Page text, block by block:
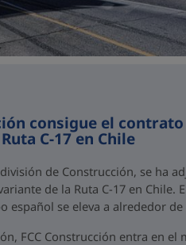
consigue el
C-17 en Chile
división de Construcción, se ha
de la Ruta C-17 en Chile.
español se eleva a alrededor
FCC Construcción entra en el